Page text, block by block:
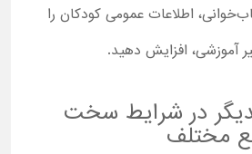
اطلاعات عمومی کودکان را
آموزشی، افزایش دهید.
در شرایط سخت
مختلف